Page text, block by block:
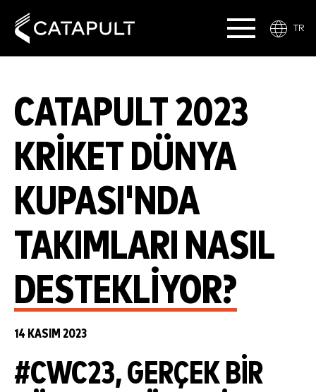
TR
CATAPULT 2023
KRIKET DÜNYA
KUPASI'NDA
TAKIMLARI NASIL
DESTEKLIYOR?
14 KASIM 2023
#CWC23, GERÇEK BIR